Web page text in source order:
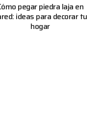
pegar piedra laja en
ideas para decorar tu
hogar